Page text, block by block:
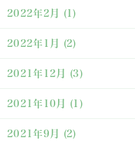
2022年2月 (1)
2022年1月 (2)
2021年12月 (3)
2021年10月 (1)
2021年9月 (2)